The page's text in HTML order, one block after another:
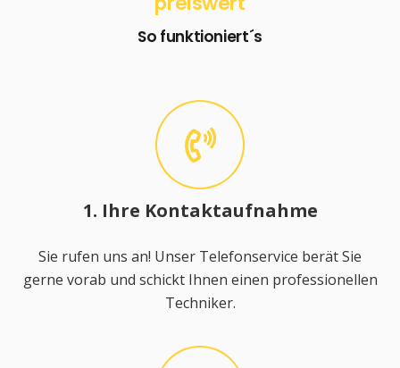
So funktioniert´s
1. Ihre Kontaktaufnahme
Sie rufen uns an! Unser Telefonservice berät Sie
gerne vorab und schickt Ihnen einen professionellen
Techniker.